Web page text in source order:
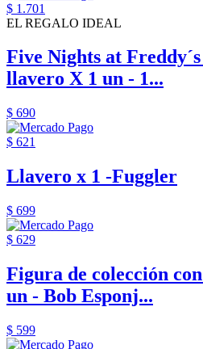
$ 1.701
EL REGALO IDEAL
Five Nights at
llavero X 1 un - 1...
$ 690
$ 621
Llavero x 1 -Fuggler
$ 699
$ 629
Figura de colección
un - Bob Esponj...
$ 599